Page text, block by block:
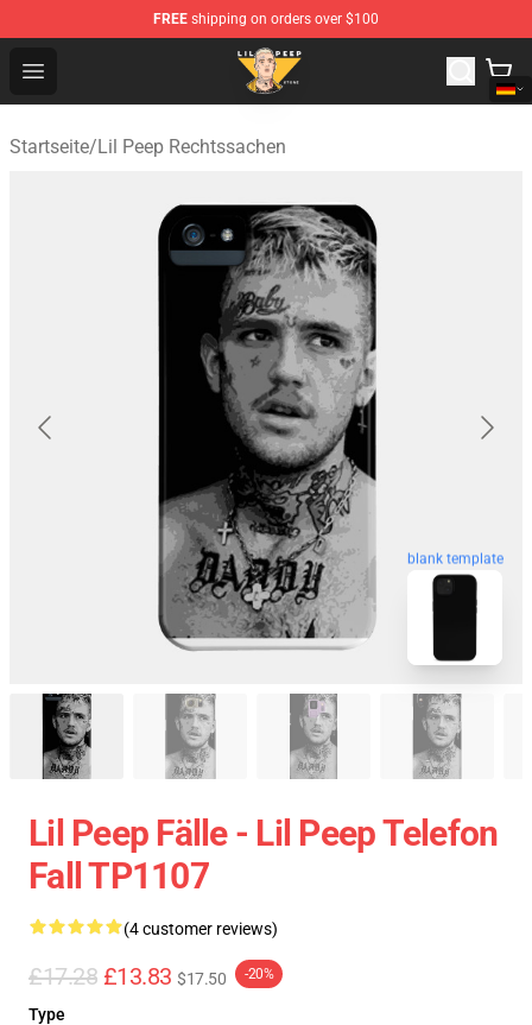
FREE shipping on orders over $100
Open menu
Lil Peep Store - Official Lil Peep Merchandise Shop
Startseite/Lil Peep Rechtssachen
blank template
Lil Peep Fälle - Lil Peep Telefon
Fall TP1107
(4 customer reviews)
£17.28 £13.83 $17.50 -20%
Type